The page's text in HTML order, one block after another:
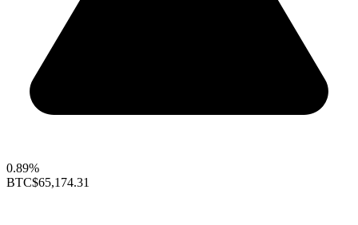
0.89%
BTC$65,174.31